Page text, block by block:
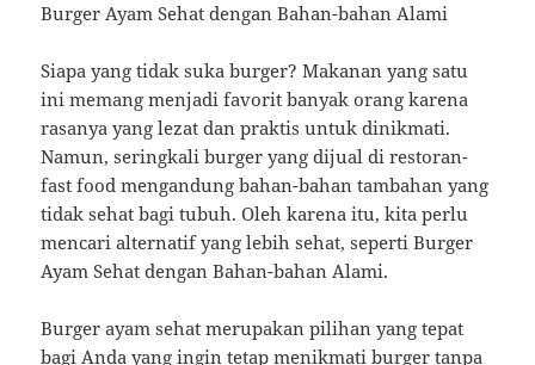
Burger Ayam Sehat dengan Bahan-bahan Alami
Siapa yang tidak suka burger? Makanan yang satu
ini memang menjadi favorit banyak orang karena
rasanya yang lezat dan praktis untuk dinikmati.
Namun, seringkali burger yang dijual di restoran-
fast food mengandung bahan-bahan tambahan yang
tidak sehat bagi tubuh. Oleh karena itu, kita perlu
mencari alternatif yang lebih sehat, seperti Burger
Ayam Sehat dengan Bahan-bahan Alami.
Burger ayam sehat merupakan pilihan yang tepat
bagi Anda yang ingin tetap menikmati burger tanpa